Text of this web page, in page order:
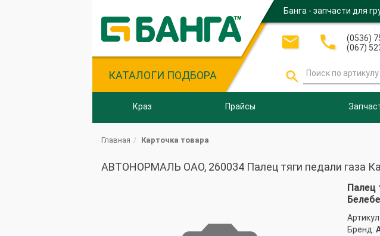
КАТАЛОГИ ПОДБОРА
Банга - запчасти для
 
(0536)
(067)

Краз Прайсы
Главная Карточка товара
АВТОНОРМАЛЬ ОАО, 260034 Палец тяги педали газа
Палец
Артикул:
Бренд: